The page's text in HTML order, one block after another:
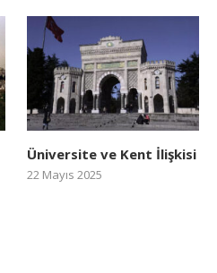
Üniversite ve Kent İlişkisi
22 Mayıs 2025